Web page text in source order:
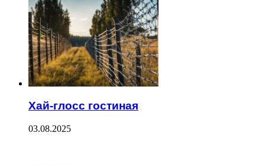
Хай-глосс гостиная
03.08.2025